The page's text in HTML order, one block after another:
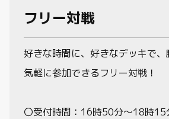
フリー対戦
好きな時間に、好きなデッキで
気軽に参加できるフリー対戦！
〇受付時間：16時50分～18時